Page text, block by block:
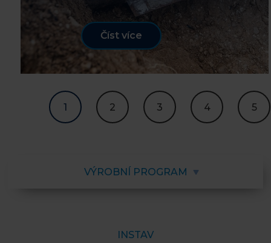
Číst více
1 2 3 4 5
VÝROBNÍ PROGRAM
INSTAV